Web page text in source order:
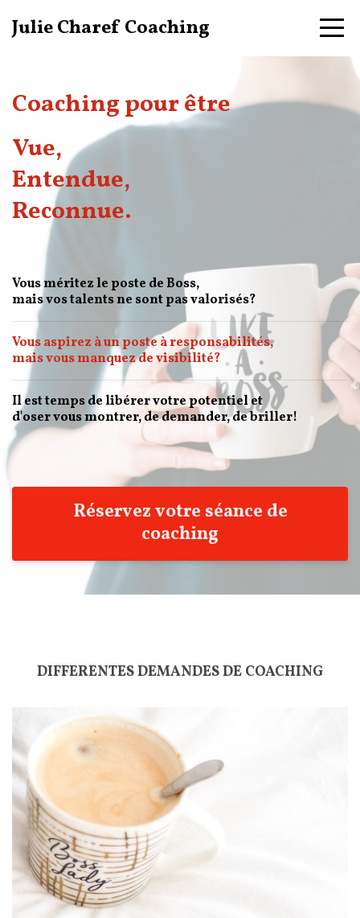
Julie Charef Coaching
Coaching pour être
Vue,
Entendue,
Reconnue.
Vous méritez le poste de Boss,
mais vos talents ne sont pas valorisés?
Vous aspirez à un poste à responsabilités,
mais vous manquez de visibilité?
Il est temps de libérer votre potentiel et
d'oser vous montrer, de demander, de briller!
Réservez votre séance de
coaching
DIFFERENTES DEMANDES DE COACHING